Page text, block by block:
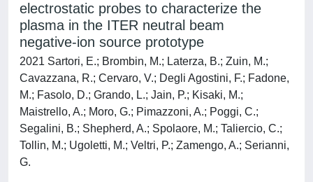
electrostatic probes to characterize the
plasma in the ITER neutral beam
negative-ion source prototype
2021 Sartori, E.; Brombin, M.; Laterza, B.; Zuin, M.;
Cavazzana, R.; Cervaro, V.; Degli Agostini, F.; Fadone,
M.; Fasolo, D.; Grando, L.; Jain, P.; Kisaki, M.;
Maistrello, A.; Moro, G.; Pimazzoni, A.; Poggi, C.;
Segalini, B.; Shepherd, A.; Spolaore, M.; Taliercio, C.;
Tollin, M.; Ugoletti, M.; Veltri, P.; Zamengo, A.; Serianni,
G.